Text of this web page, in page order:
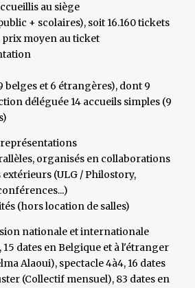
au siège
+ scolaires), soit 16.160 tickets
prix moyen au ticket
belges et 6 étrangères), dont 9
déléguée 14 accueils simples (9
organisés en collaborations
(ULG / Philostory,
(hors location de salles)
nationale et internationale
dates en Belgique et à l'étranger
Alaoui), spectacle 4à4, 16 dates
(Collectif mensuel), 83 dates en